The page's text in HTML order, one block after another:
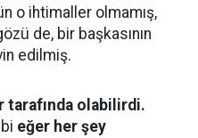
o ihtimaller olmamış,
de, bir başkasının
edilmiş.
tarafında olabilirdi.
eğer her şey